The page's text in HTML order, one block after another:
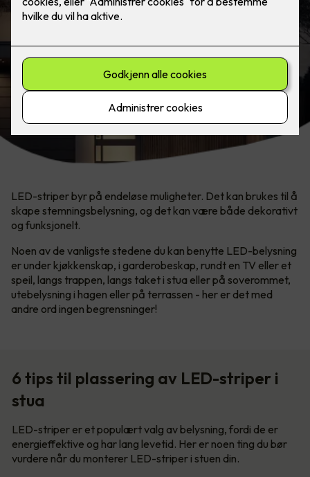
LED-striper byr på endeløse muligheter. Det kan brukes til å
skape stemningsbelysning, og det kan være både dekorativt
og funksjonelt.
Noen av de vanligste stedene du kan benytte LED-belysning
er under kjøkkenskap, i garderobeskap, rundt en TV eller et
speil, langs trappen, langs taket i stua eller på soverommet,
utebelysning i hagen eller på terrassen - her er det med
andre ord ingen begrensninger!
6 tips til plassering av LED-striper i
stua
LED-striper er et populært valg av belysning, fordi de er
energieffektive og har lang levetid. Her er noen ting du bør
vurdere når du monterer LED-striper i stuen din.